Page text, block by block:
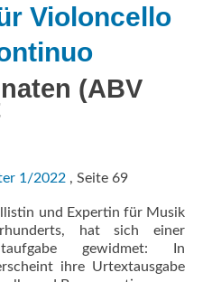
Violoncello
(ABV
1/2022 , Seite 69
und Expertin für Musik
hat sich einer
gewidmet: In
ihre Urtextausgabe